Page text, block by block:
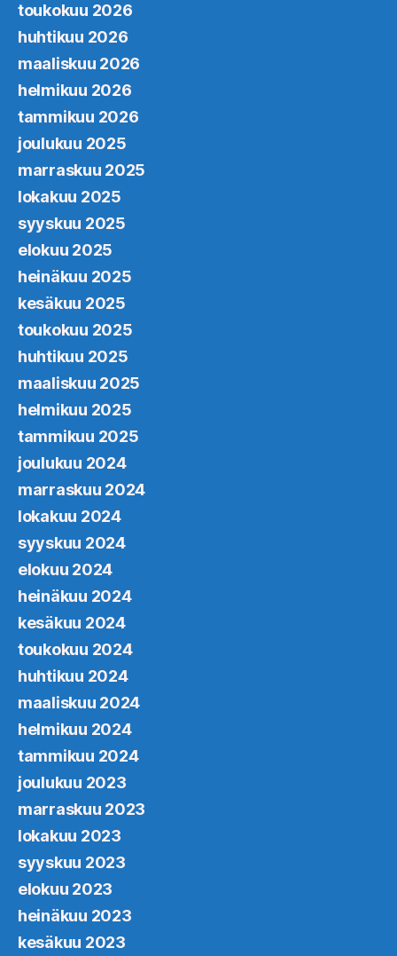
toukokuu 2026
huhtikuu 2026
maaliskuu 2026
helmikuu 2026
tammikuu 2026
joulukuu 2025
marraskuu 2025
lokakuu 2025
syyskuu 2025
elokuu 2025
heinäkuu 2025
kesäkuu 2025
toukokuu 2025
huhtikuu 2025
maaliskuu 2025
helmikuu 2025
tammikuu 2025
joulukuu 2024
marraskuu 2024
lokakuu 2024
syyskuu 2024
elokuu 2024
heinäkuu 2024
kesäkuu 2024
toukokuu 2024
huhtikuu 2024
maaliskuu 2024
helmikuu 2024
tammikuu 2024
joulukuu 2023
marraskuu 2023
lokakuu 2023
syyskuu 2023
elokuu 2023
heinäkuu 2023
kesäkuu 2023